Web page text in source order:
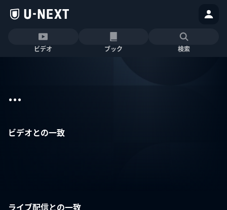
ビデオ ブック 検索
...
ビデオとの一致
ライブ配信との一致